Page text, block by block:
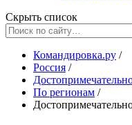
Скрыть список
Командировка.ру /
Россия /
По регионам /